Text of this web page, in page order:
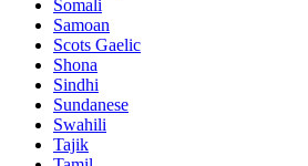
Somali
Samoan
Scots Gaelic
Shona
Sindhi
Sundanese
Swahili
Tajik